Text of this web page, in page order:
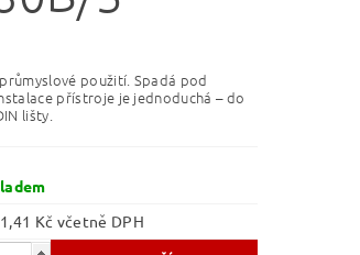
použití. Spadá pod
přístroje je jednoduchá – do
lišty.
221,41 Kč včetně DPH